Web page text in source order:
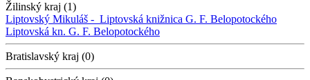
Žilinský kraj (1)
Liptovský Mikuláš - Liptovská knižnica G. F. Belopotockého
Liptovská kn. G. F. Belopotockého
Bratislavský kraj (0)